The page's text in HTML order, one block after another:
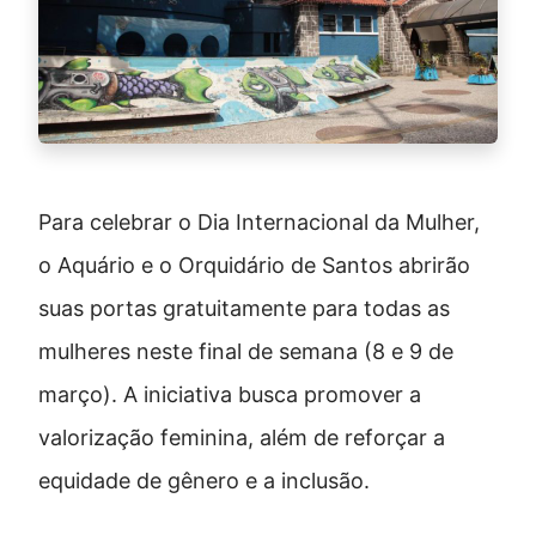
Para celebrar o Dia Internacional da Mulher,
o Aquário e o Orquidário de Santos abrirão
suas portas gratuitamente para todas as
mulheres neste final de semana (8 e 9 de
março). A iniciativa busca promover a
valorização feminina, além de reforçar a
equidade de gênero e a inclusão.